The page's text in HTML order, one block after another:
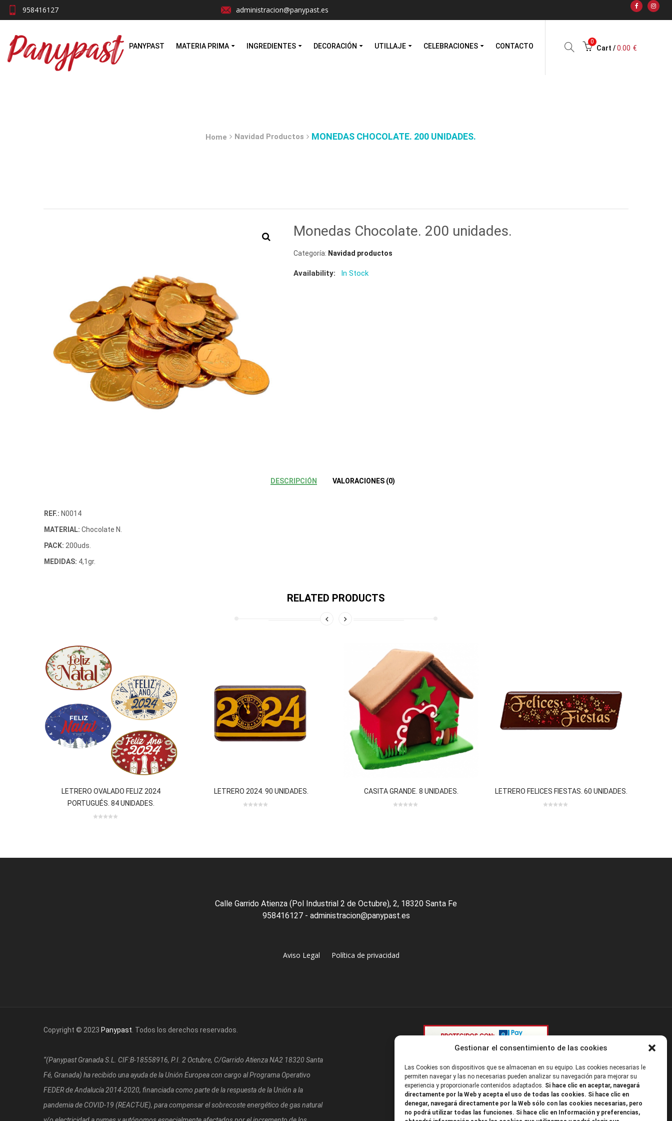
Gestionar el consentimiento de las cookies
Las Cookies son dispositivos que se almacenan en su equipo. Las cookies necesarias le
permiten navegar y las no necesarias pueden analizar su navegación para mejorar su
experiencia y proporcionarle contenidos adaptados. Si hace clic en aceptar, navegará
directamente por la Web y acepta el uso de todas las cookies. Si hace clic en
denegar, navegará directamente por la Web sólo con las cookies necesarias, pero
no podrá utilizar todas las funciones. Si hace clic en Información y preferencias,
958416127 administracion@panypast.es
PANYPAST MATERIA PRIMA INGREDIENTES DECORACIÓN UTILLAJE CELEBRACIONES CONTACTO
0
Cart / 0.00 €
Home Navidad Productos MONEDAS CHOCOLATE. 200 UNIDADES.
Monedas Chocolate. 200 unidades.
Categoría: Navidad productos
Availability: In Stock
DESCRIPCIÓN VALORACIONES (0)
REF.: N0014
MATERIAL: Chocolate N.
PACK: 200uds.
MEDIDAS: 4,1gr.
RELATED PRODUCTS
LETRERO OVALADO FELIZ 2024
PORTUGUÉS. 84 UNIDADES.
LETRERO 2024. 90 UNIDADES. CASITA GRANDE. 8 UNIDADES.
0 review(s)
LETRERO FELICES FIESTAS. 60 UNIDADES.
Calle Garrido Atienza (Pol Industrial 2 de Octubre), 2, 18320 Santa Fe
958416127 - administracion@panypast.es
Aviso Legal Política de privacidad
Copyright © 2023 Panypast . Todos los derechos reservados.
“(Panypast Granada S.L. CIF:B-18558916, P.I. 2 Octubre, C/Garrido Atienza NA2 18320 Santa
Fé, Granada) ha recibido una ayuda de la Unión Europea con cargo al Programa Operativo
FEDER de Andalucía 2014-2020, financiada como parte de la respuesta de la Unión a la
pandemia de COVID-19 (REACT-UE), para compensar el sobrecoste energético de gas natural